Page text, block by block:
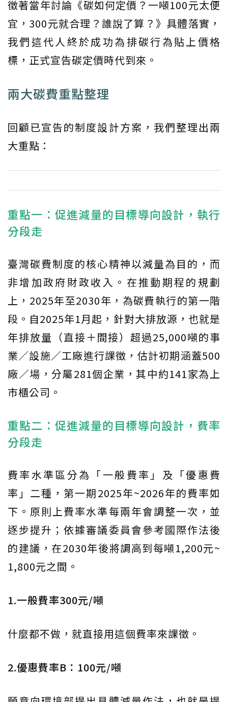
徵著當年討論《碳如何定價？一噸100元太便
宜，300元就合理？誰說了算？》具體落實，
我們這代人終於成功為排碳行為貼上價格
標，正式宣告碳定價時代到來。
兩大碳費重點整理
回顧已宣告的制度設計方案，我們整理出兩
大重點：
重點一：促進減量的目標導向設計，執行
分段走
臺灣碳費制度的核心精神以減量為目的，而
非增加政府財政收入。在推動期程的規劃
上，2025年至2030年，為碳費執行的第一階
段。自2025年1月起，針對大排放源，也就是
年排放量（直接＋間接）超過25,000噸的事
業／設施／工廠進行課徵，估計初期涵蓋500
廠／場，分屬281個企業，其中約141家為上
市櫃公司。
重點二：促進減量的目標導向設計，費率
分段走
費率水準區分為「一般費率」及「優惠費
率」二種，第一期2025年~2026年的費率如
下。原則上費率水準每兩年會調整一次，並
逐步提升；依據審議委員會參考國際作法後
的建議，在2030年後將調高到每噸1,200元~
1,800元之間。
1.一般費率300元/噸
什麼都不做，就直接用這個費率來課徵。
2.優惠費率B：100元/噸